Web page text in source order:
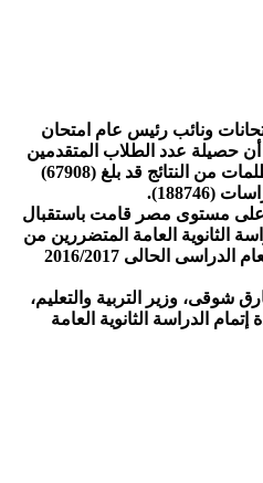
ونائب رئيس عام امتحان
أن حصيلة عدد الطلاب المتقدمين
للاطلاع على أوراق إجاباتهم للتظلمات من النتائج قد بلغ (67908)
على مستوى مصر قامت باستقبال
الثانوية العامة المتضررين من
نتائجهم بامتحانات الدور الأول للعام الدراسى الحالى 2016/2017
شوقى، وزير التربية والتعليم،
الدراسة الثانوية العامة